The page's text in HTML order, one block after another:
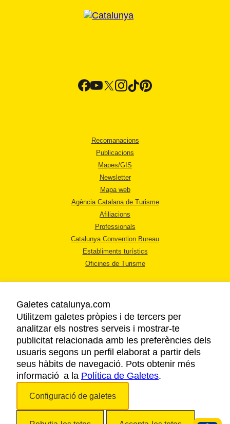
Recomanacions
Publicacions
Mapes/GIS
Newsletter
Mapa web
Agència Catalana de Turisme
Afiliacions
Professionals
Catalunya Convention Bureau
Establiments turístics
Oficines de Turisme
AVÍS LEGAL
POLÍTICA DE PRIVACITAT
COOKIES
ACCESSIBILITAT
Galetes catalunya.com
Utilitzem galetes pròpies i de tercers per
analitzar els nostres serveis i mostrar-te
publicitat relacionada amb les preferències dels
usuaris segons un perfil elaborat a partir dels
seus hàbits de navegació. Pots obtenir més
informació a la Política de Galetes.
Configuració de galetes